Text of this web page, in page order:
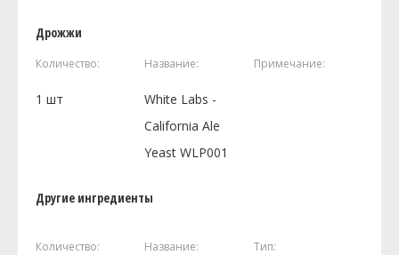
Дрожжи
Количество: Название: Примечание:
1 шт
White Labs -
California Ale
Yeast WLP001
Другие ингредиенты
Количество: Название: Тип: